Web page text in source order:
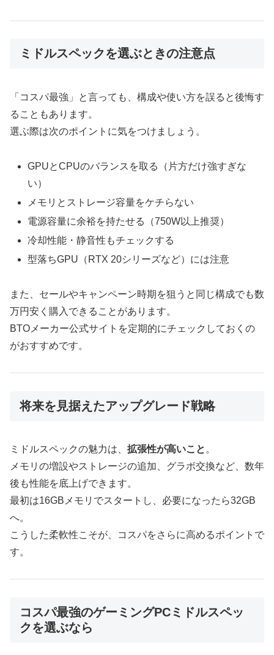
ミドルスペックを選ぶときの注意点
「コスパ最強」と言っても、構成や使い方を誤ると後悔す
ることもあります。
選ぶ際は次のポイントに気をつけましょう。
GPUとCPUのバランスを取る（片方だけ強すぎな
い）
メモリとストレージ容量をケチらない
電源容量に余裕を持たせる（750W以上推奨）
冷却性能・静音性もチェックする
型落ちGPU（RTX 20シリーズなど）には注意
また、セールやキャンペーン時期を狙うと同じ構成でも数
万円安く購入できることがあります。
BTOメーカー公式サイトを定期的にチェックしておくの
がおすすめです。
将来を見据えたアップグレード戦略
ミドルスペックの魅力は、 拡張性が高いこと 。
メモリの増設やストレージの追加、グラボ交換など、数年
後も性能を底上げできます。
最初は16GBメモリでスタートし、必要になったら32GB
へ。
こうした柔軟性こそが、コスパをさらに高めるポイントで
す。
コスパ最強のゲーミングPCミドルスペッ
クを選ぶなら